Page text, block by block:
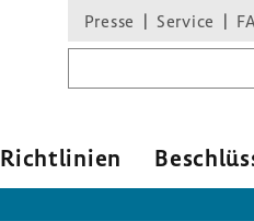
Presse Service
Richt­li­nien